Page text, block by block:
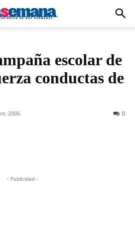
escolar de
conductas de
2006 0
- Publicidad -